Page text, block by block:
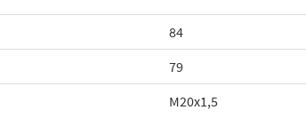
84
79
M20x1,5